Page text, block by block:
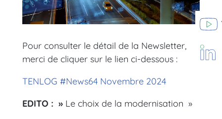
Pour consulter le détail de la Newsletter,
merci de cliquer sur le lien ci-dessous :
TENLOG #News64 Novembre 2024
EDITO : » Le choix de la modernisation »